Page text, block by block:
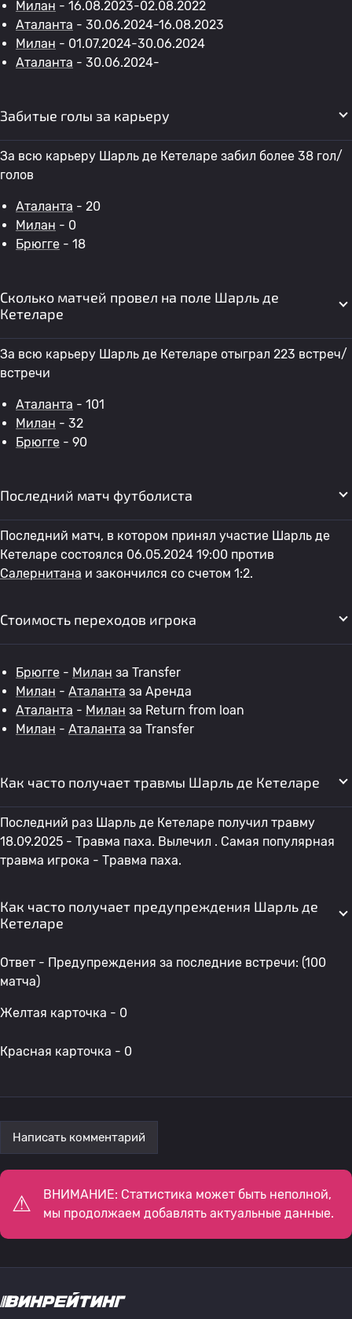
Милан - 16.08.2023-02.08.2022
Аталанта - 30.06.2024-16.08.2023
Милан - 01.07.2024-30.06.2024
Аталанта - 30.06.2024-
Забитые голы за карьеру
За всю карьеру Шарль де Кетеларе забил более 38 гол/
голов
Аталанта - 20
Милан - 0
Брюгге - 18
Сколько матчей провел на поле Шарль де
Кетеларе
За всю карьеру Шарль де Кетеларе отыграл 223 встреч/
встречи
Аталанта - 101
Милан - 32
Брюгге - 90
Последний матч футболиста
Последний матч, в котором принял участие Шарль де
Кетеларе состоялся 06.05.2024 19:00 против
Салернитана и закончился со счетом 1:2.
Стоимость переходов игрока
Брюгге - Милан за Transfer
Милан - Аталанта за Аренда
Аталанта - Милан за Return from loan
Милан - Аталанта за Transfer
Как часто получает травмы Шарль де Кетеларе
Последний раз Шарль де Кетеларе получил травму
18.09.2025 - Травма паха. Вылечил . Самая популярная
травма игрока - Травма паха.
Как часто получает предупреждения Шарль де
Кетеларе
Ответ - Предупреждения за последние встречи: (100
матча)
Желтая карточка - 0
Красная карточка - 0
Написать комментарий
ВНИМАНИЕ: Статистика может быть неполной,
мы продолжаем добавлять актуальные данные.